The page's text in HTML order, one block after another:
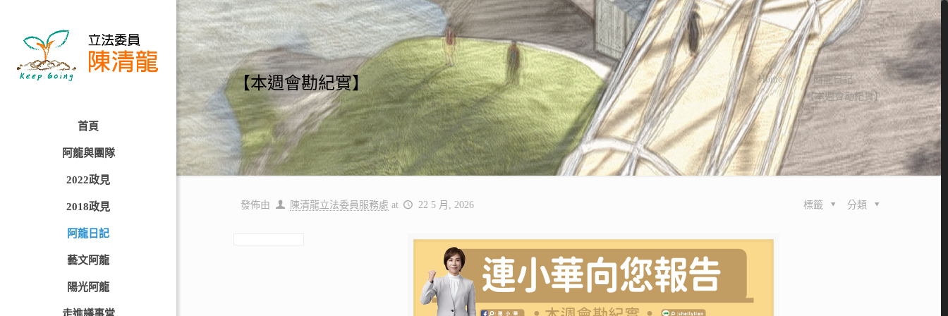
首頁
阿龍與團隊
2022政見
2018政見
阿龍日記
藝文阿龍
陽光阿龍
【本週會勘紀實】 Home
阿龍日記
【本週會勘紀實】
發佈由 陳清龍立法委員服務處 at 22 5 月, 2026 分類
標籤